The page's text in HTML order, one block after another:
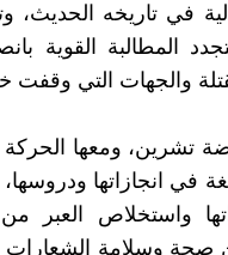
في تاريخه
المطالبة القوية
والجهات التي وقفت
في انجازاتها
واستخلاص العبر
صحة وسلامة الشعارات